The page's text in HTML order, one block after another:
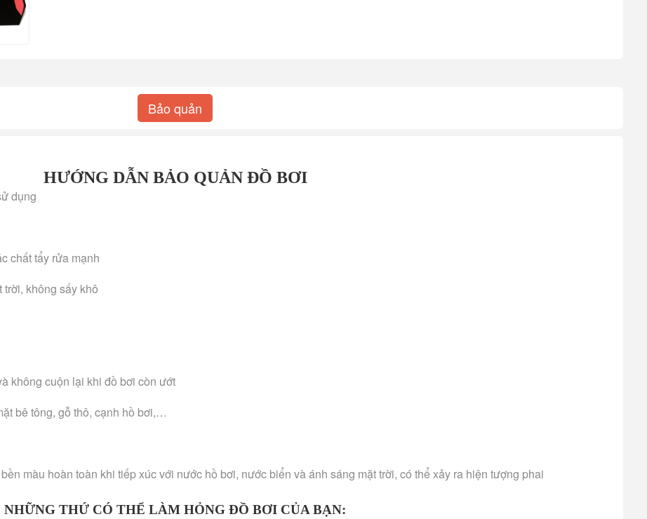
Bảo quản
HƯỚNG DẪN BẢO QUẢN ĐỒ BƠI
dụng
chất tẩy rửa mạnh
không sấy khô
không cuộn lại khi đồ bơi còn ướt
bê tông, gỗ thô, cạnh hồ bơi,…
màu hoàn toàn khi tiếp xúc với nước hồ bơi, nước biển và ánh sáng mặt trời, có thể xảy ra hiện tượng phai
NHỮNG THỨ CÓ THỂ LÀM HỎNG ĐỒ BƠI CỦA BẠN: